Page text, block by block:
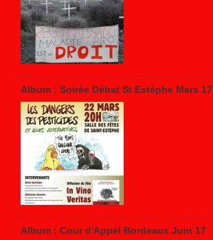
Album : Soirée Débat St Estèphe Mars 17
Album : Cour d'Appel Bordeaux Juin 17